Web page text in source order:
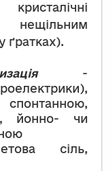
ґратках).
-
йонно- чи
сіль,